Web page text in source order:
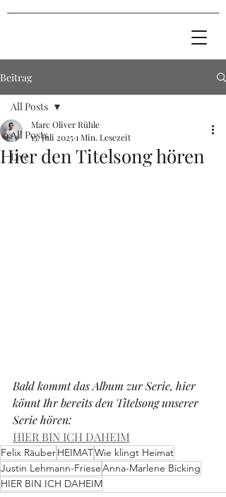
Beitrag
All Posts
Live
All Posts
Hier den Titelsong hören
Marc Oliver Rühle
15. Juli 20251 Min. Lesezeit
Bald kommt das Album zur Serie, hier
könnt Ihr bereits den Titelsong unserer
Serie hören:
HIER BIN ICH DAHEIM
Felix RäuberHEIMATWie klingt Heimat
Justin Lehmann-FrieseAnna-Marlene Bicking
HIER BIN ICH DAHEIM